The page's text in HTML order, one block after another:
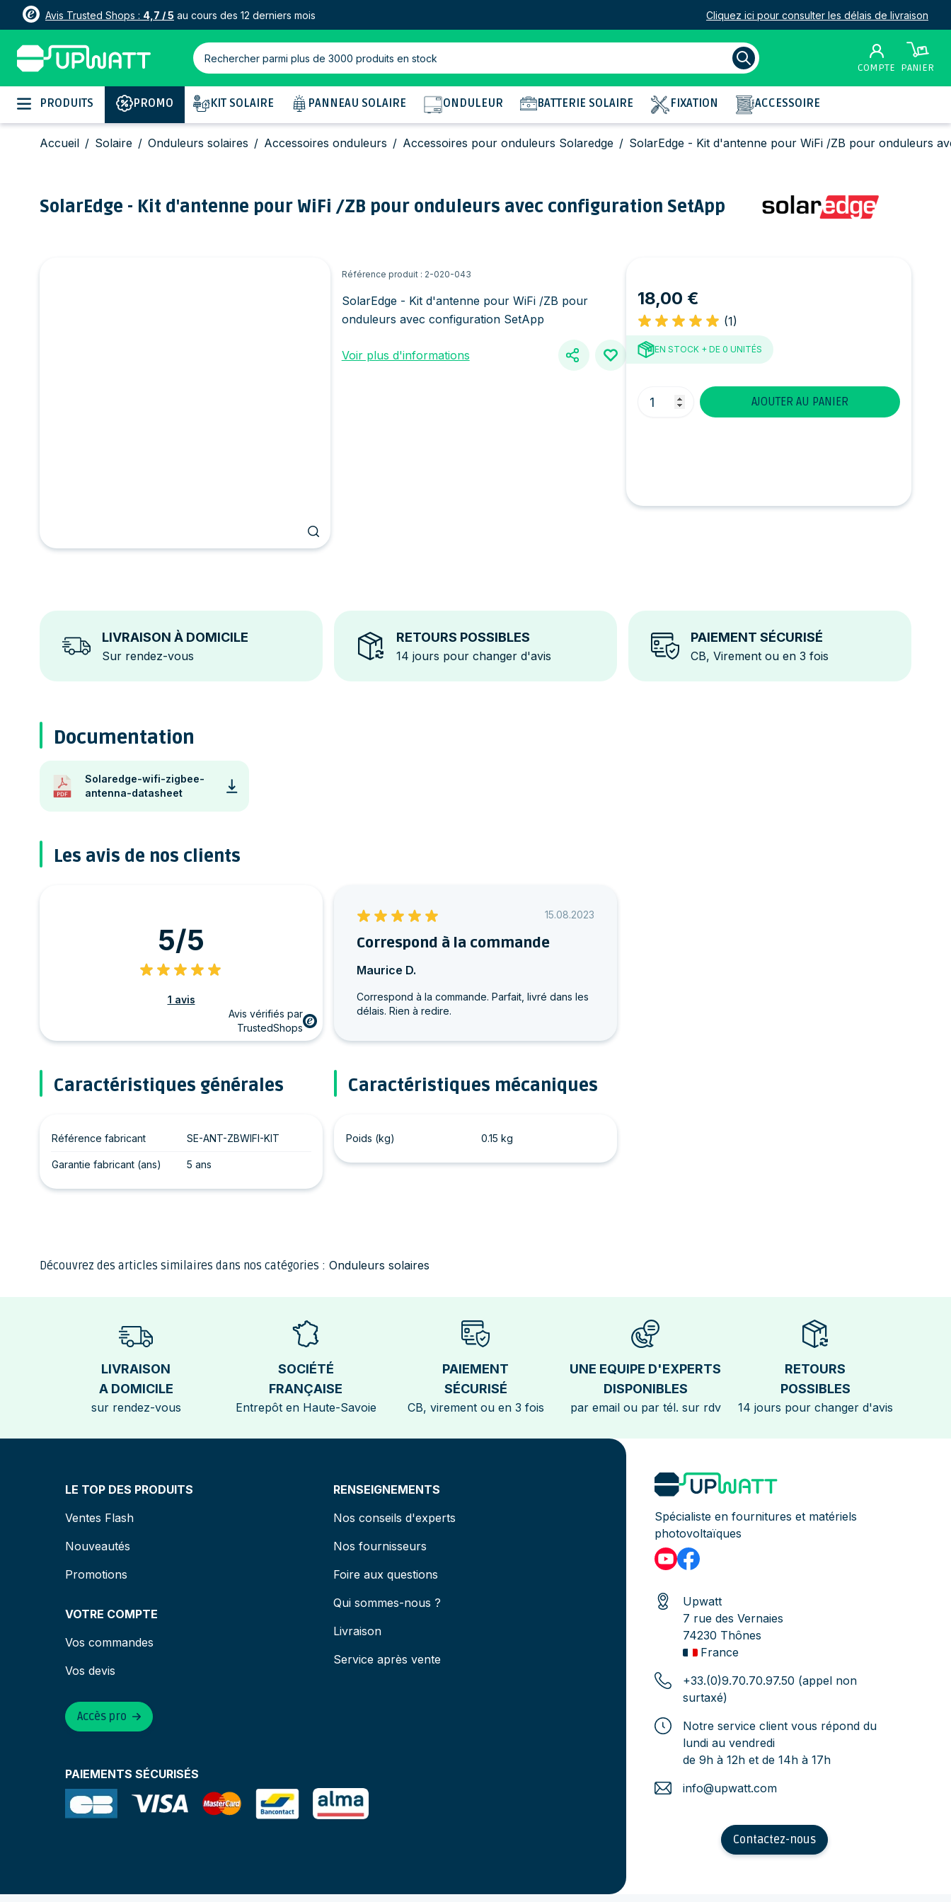
Avis Trusted Shops : 4,7 / 5 au cours des 12 derniers mois Cliquez ici pour consulter les délais de livraison
Rechercher parmi plus de 3000 produits en stock
COMPTE PANIER
Allez au contenu
PRODUITS PROMO KIT SOLAIRE PANNEAU SOLAIRE ONDULEUR BATTERIE SOLAIRE FIXATION ACCESSOIRE
Accueil / Solaire / Onduleurs solaires / Accessoires onduleurs / Accessoires pour onduleurs Solaredge / SolarEdge - Kit d'antenne pour WiFi /ZB pour onduleurs
SolarEdge - Kit d'antenne pour WiFi /ZB pour onduleurs avec configuration SetApp
Référence produit : 2-020-043
SolarEdge - Kit d'antenne pour WiFi /ZB pour
onduleurs avec configuration SetApp
Voir plus d'informations
18,00 €
(1)
EN STOCK + DE 0 UNITÉS
Quantité
AJOUTER AU PANIER
LIVRAISON À DOMICILE
Sur rendez-vous
RETOURS POSSIBLES
14 jours pour changer d'avis
PAIEMENT SÉCURISÉ
CB, Virement ou en 3 fois
Documentation
Solaredge-wifi-zigbee-
antenna-datasheet
Les avis de nos clients
5/5
1 avis
Avis vérifiés par
TrustedShops
15.08.2023
Correspond à la commande
Maurice D.
Correspond à la commande. Parfait, livré dans les
délais. Rien à redire.
Caractéristiques générales
Référence fabricant SE-ANT-ZBWIFI-KIT
Garantie fabricant (ans) 5 ans
Caractéristiques mécaniques
Poids (kg) 0.15 kg
Découvrez des articles similaires dans nos catégories : Onduleurs solaires
LIVRAISON
A DOMICILE
sur rendez-vous
SOCIÉTÉ
FRANÇAISE
Entrepôt en Haute-Savoie
PAIEMENT
SÉCURISÉ
CB, virement ou en 3 fois
UNE EQUIPE D'EXPERTS
DISPONIBLES
par email ou par tél. sur rdv
RETOURS
POSSIBLES
14 jours pour changer d'avis
LE TOP DES PRODUITS
Ventes Flash
Nouveautés
Promotions
VOTRE COMPTE
Vos commandes
Vos devis
RENSEIGNEMENTS
Nos conseils d'experts
Nos fournisseurs
Foire aux questions
Qui sommes-nous ?
Livraison
Service après vente
Accès pro
PAIEMENTS SÉCURISÉS
Spécialiste en fournitures et matériels
photovoltaïques
Upwatt
7 rue des Vernaies
74230 Thônes
France
+33.(0)9.70.70.97.50 (appel non
surtaxé)
Notre service client vous répond du
lundi au vendredi
de 9h à 12h et de 14h à 17h
info@upwatt.com
Contactez-nous